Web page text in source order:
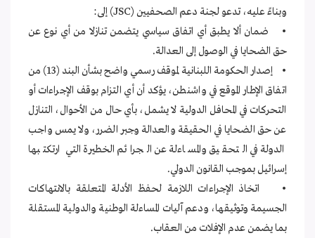
وبناءً عليه، تدعو لجنة دعم الصحفيين (JSC) إلى:
• ضمان ألا يطبق أي اتفاق سياسي يتضمن تنازلا من أي نوع عن
حق الضحايا في الوصول إلى العدالة.
• إصدار الحكومة اللبنانية لموقف رسمي واضح بشأن البند (13) من
اتفاق الإطار الموقع في واشنطن، يؤكد أن أي التزام بوقف الإجراءات أو
التحركات في المحافل الدولية لا يشمل، بأي حال من الأحوال، التنازل
عن حق الضحايا في الحقيقة والعدالة وجبر الضرر، ولا يمس واجب
الدولة في التحقيق والمساءلة عن الجرائم الخطيرة التي ارتكتبها
إسرائيل بموجب القانون الدولي.
• اتخاذ الإجراءات اللازمة لحفظ الأدلة المتعلقة بالانتهاكات
الجسيمة وتوثيقها، ودعم آليات المساءلة الوطنية والدولية المستقلة
بما يضمن عدم الإفلات من العقاب.